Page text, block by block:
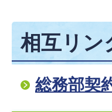
相互リン
総務部契